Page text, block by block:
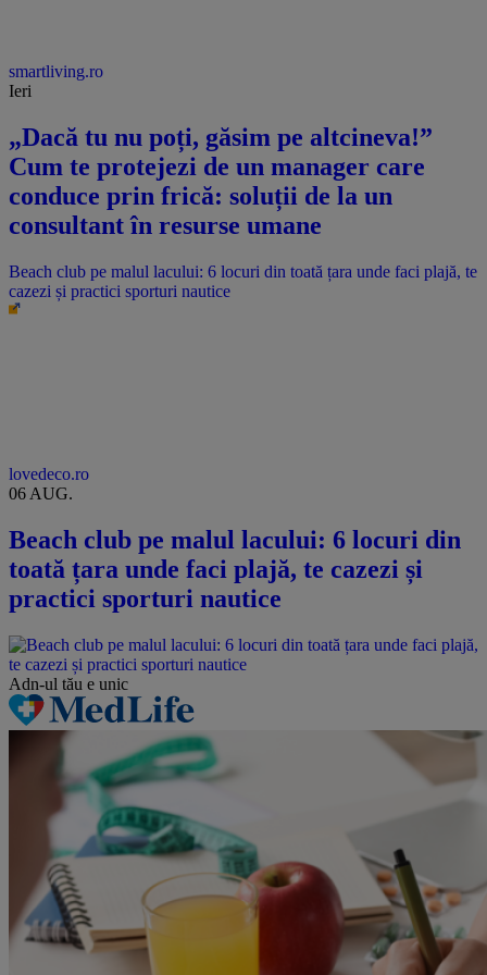
smartliving.ro
Ieri
„Dacă tu nu poți, găsim pe altcineva!”
Cum te protejezi de un manager care
conduce prin frică: soluții de la un
consultant în resurse umane
Beach club pe malul lacului: 6 locuri din toată țara unde faci plajă, te
cazezi și practici sporturi nautice
lovedeco.ro
06 AUG.
Beach club pe malul lacului: 6 locuri din
toată țara unde faci plajă, te cazezi și
practici sporturi nautice
Adn-ul tău e unic